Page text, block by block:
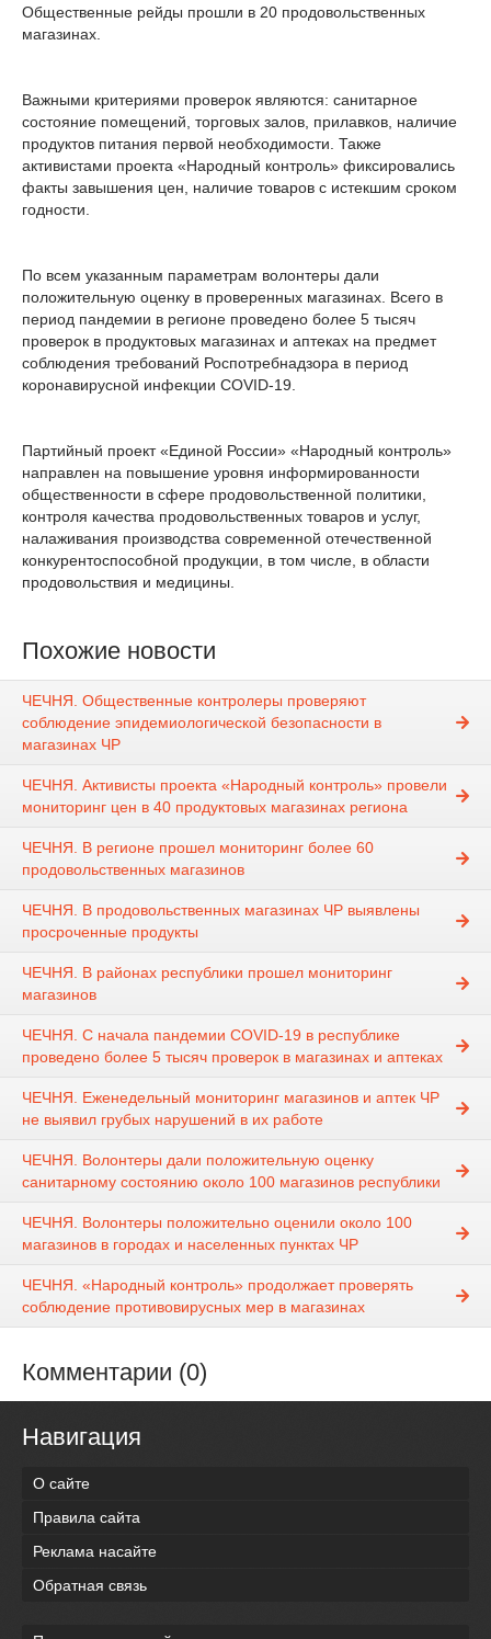
Общественные рейды прошли в 20 продовольственных
магазинах.
Важными критериями проверок являются: санитарное
состояние помещений, торговых залов, прилавков, наличие
продуктов питания первой необходимости. Также
активистами проекта «Народный контроль» фиксировались
факты завышения цен, наличие товаров с истекшим сроком
годности.
По всем указанным параметрам волонтеры дали
положительную оценку в проверенных магазинах. Всего в
период пандемии в регионе проведено более 5 тысяч
проверок в продуктовых магазинах и аптеках на предмет
соблюдения требований Роспотребнадзора в период
коронавирусной инфекции COVID-19.
Партийный проект «Единой России» «Народный контроль»
направлен на повышение уровня информированности
общественности в сфере продовольственной политики,
контроля качества продовольственных товаров и услуг,
налаживания производства современной отечественной
конкурентоспособной продукции, в том числе, в области
продовольствия и медицины.
Похожие новости
ЧЕЧНЯ. Общественные контролеры проверяют
соблюдение эпидемиологической безопасности в
магазинах ЧР
ЧЕЧНЯ. Активисты проекта «Народный контроль» провели
мониторинг цен в 40 продуктовых магазинах региона
ЧЕЧНЯ. В регионе прошел мониторинг более 60
продовольственных магазинов
ЧЕЧНЯ. В продовольственных магазинах ЧР выявлены
просроченные продукты
ЧЕЧНЯ. В районах республики прошел мониторинг
магазинов
ЧЕЧНЯ. С начала пандемии COVID-19 в республике
проведено более 5 тысяч проверок в магазинах и аптеках
ЧЕЧНЯ. Еженедельный мониторинг магазинов и аптек ЧР
не выявил грубых нарушений в их работе
ЧЕЧНЯ. Волонтеры дали положительную оценку
санитарному состоянию около 100 магазинов республики
ЧЕЧНЯ. Волонтеры положительно оценили около 100
магазинов в городах и населенных пунктах ЧР
ЧЕЧНЯ. «Народный контроль» продолжает проверять
соблюдение противовирусных мер в магазинах
Комментарии (0)
Навигация
О сайте
Правила сайта
Реклама насайте
Обратная связь